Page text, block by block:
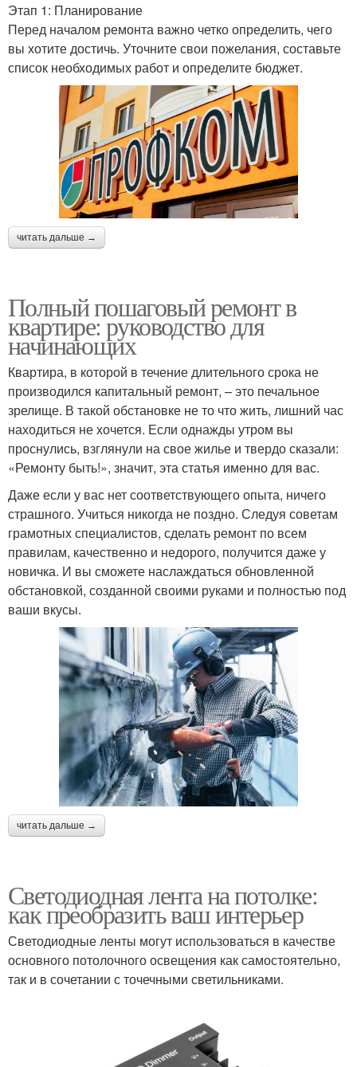
Этап 1: Планирование
Перед началом ремонта важно четко определить, чего
вы хотите достичь. Уточните свои пожелания, составьте
список необходимых работ и определите бюджет.
читать дальше →
Полный пошаговый ремонт в
квартире: руководство для
начинающих
Квартира, в которой в течение длительного срока не
производился капитальный ремонт, – это печальное
зрелище. В такой обстановке не то что жить, лишний час
находиться не хочется. Если однажды утром вы
проснулись, взглянули на свое жилье и твердо сказали:
«Ремонту быть!», значит, эта статья именно для вас.
Даже если у вас нет соответствующего опыта, ничего
страшного. Учиться никогда не поздно. Следуя советам
грамотных специалистов, сделать ремонт по всем
правилам, качественно и недорого, получится даже у
новичка. И вы сможете наслаждаться обновленной
обстановкой, созданной своими руками и полностью под
ваши вкусы.
читать дальше →
Светодиодная лента на потолке:
как преобразить ваш интерьер
Светодиодные ленты могут использоваться в качестве
основного потолочного освещения как самостоятельно,
так и в сочетании с точечными светильниками.